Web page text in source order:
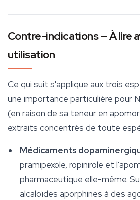
Contre-indications — À lire
utilisation
Ce qui suit s'applique aux trois
une importance particulière pour
(en raison de sa teneur en
extraits concentrés de toute
Médicaments
pramipexole, ropinirole et
pharmaceutique elle-même.
alcaloïdes aporphines à des